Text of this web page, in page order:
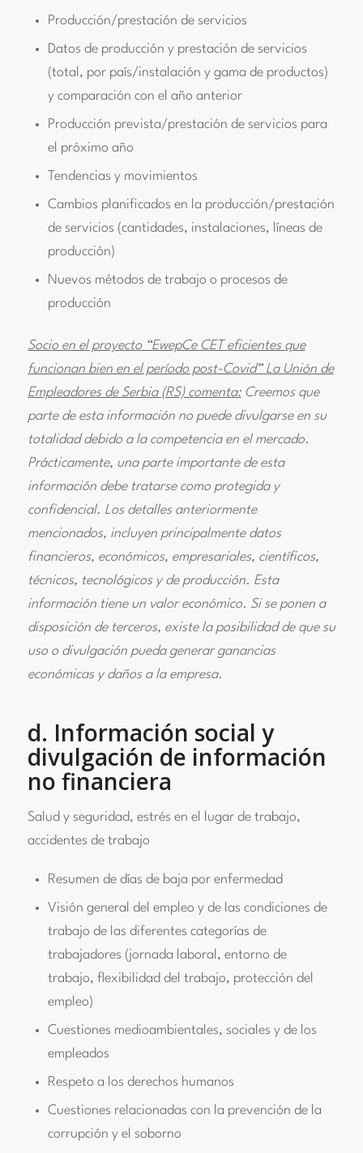
Producción/prestación de servicios
Datos de producción y prestación de servicios
(total, por país/instalación y gama de productos)
y comparación con el año anterior
Producción prevista/prestación de servicios para
el próximo año
Tendencias y movimientos
Cambios planificados en la producción/prestación
de servicios (cantidades, instalaciones, líneas de
producción)
Nuevos métodos de trabajo o procesos de
producción
Socio en el proyecto “EwepCe CET eficientes que
funcionan bien en el período post-Covid” La Unión de
Empleadores de Serbia (RS) comenta: Creemos que
parte de esta información no puede divulgarse en su
totalidad debido a la competencia en el mercado.
Prácticamente, una parte importante de esta
información debe tratarse como protegida y
confidencial. Los detalles anteriormente
mencionados, incluyen principalmente datos
financieros, económicos, empresariales, científicos,
técnicos, tecnológicos y de producción. Esta
información tiene un valor económico. Si se ponen a
disposición de terceros, existe la posibilidad de que su
uso o divulgación pueda generar ganancias
económicas y daños a la empresa.
d. Información social y
divulgación de información
no financiera
Salud y seguridad, estrés en el lugar de trabajo,
accidentes de trabajo
Resumen de días de baja por enfermedad
Visión general del empleo y de las condiciones de
trabajo de las diferentes categorías de
trabajadores (jornada laboral, entorno de
trabajo, flexibilidad del trabajo, protección del
empleo)
Cuestiones medioambientales, sociales y de los
empleados
Respeto a los derechos humanos
Cuestiones relacionadas con la prevención de la
corrupción y el soborno